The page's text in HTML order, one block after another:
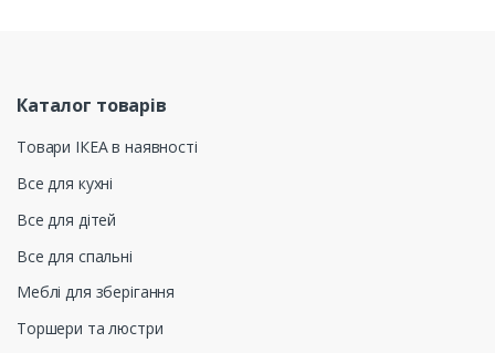
Каталог товарів
Товари ІКЕА в наявності
Все для кухні
Все для дітей
Все для спальні
Меблі для зберігання
Торшери та люстри